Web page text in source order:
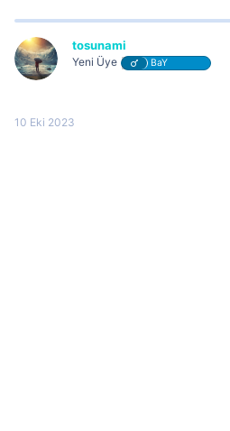
tosunami
Yeni Üye BaY
10 Eki 2023